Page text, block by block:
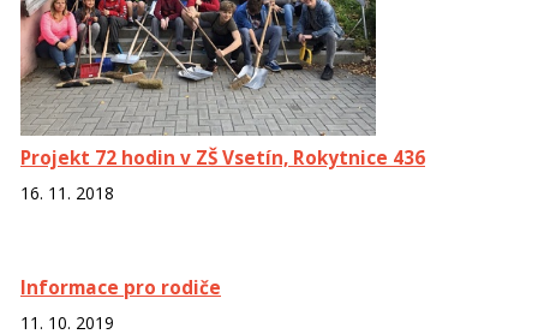
Projekt 72 hodin v ZŠ Vsetín, Rokytnice 436
16. 11. 2018
Informace pro rodiče
11. 10. 2019